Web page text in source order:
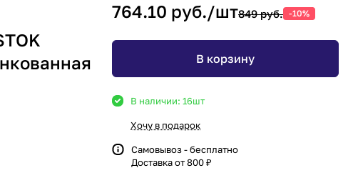
764.10 руб./шт849 руб. -10%
В корзину
В наличии: 16шт
Хочу в подарок
Самовывоз - бесплатно
Доставка от 800 ₽